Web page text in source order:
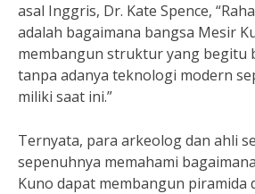
asal Inggris, Dr. Kate Spence,
adalah bagaimana bangsa Mesir
membangun struktur yang begitu
tanpa adanya teknologi modern
miliki saat ini.”
Ternyata, para arkeolog dan ahli
sepenuhnya memahami
Kuno dapat membangun piramida